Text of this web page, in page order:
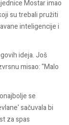
Mostar imao
su trebali pružiti
inteligencije i
ideja. Još
misao: "Malo
se
sačuvala bi
za spas